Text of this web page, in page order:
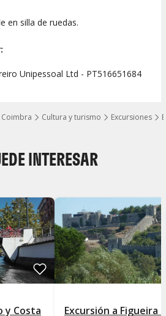
niveles
Coimbra Cultura y turismo Excursiones
en silla de ruedas.
Unipessoal Ltd - PT516651684
INTERESAR
y Costa
Excursión a Figueira